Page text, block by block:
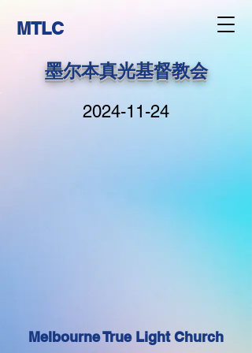
MTLC
墨尔本真光基督教会
2024-11-24
Melbourne True Light Church